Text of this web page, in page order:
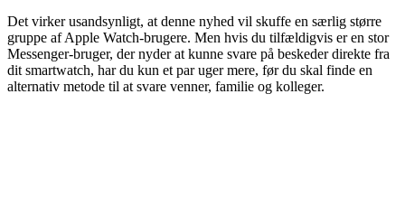
Det virker usandsynligt, at denne nyhed vil skuffe en særlig større
gruppe af Apple Watch-brugere. Men hvis du tilfældigvis er en stor
Messenger-bruger, der nyder at kunne svare på beskeder direkte fra
dit smartwatch, har du kun et par uger mere, før du skal finde en
alternativ metode til at svare venner, familie og kolleger.